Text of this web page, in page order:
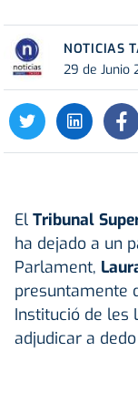
NOTICIAS
29 de Junio
El Tribunal
ha dejado a un
Parlament,
presuntamente
Institució de les
adjudicar a